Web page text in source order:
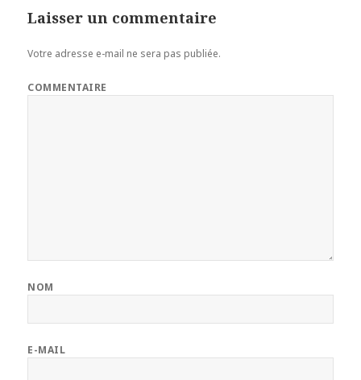
Laisser un commentaire
Votre adresse e-mail ne sera pas publiée.
COMMENTAIRE
NOM
E-MAIL